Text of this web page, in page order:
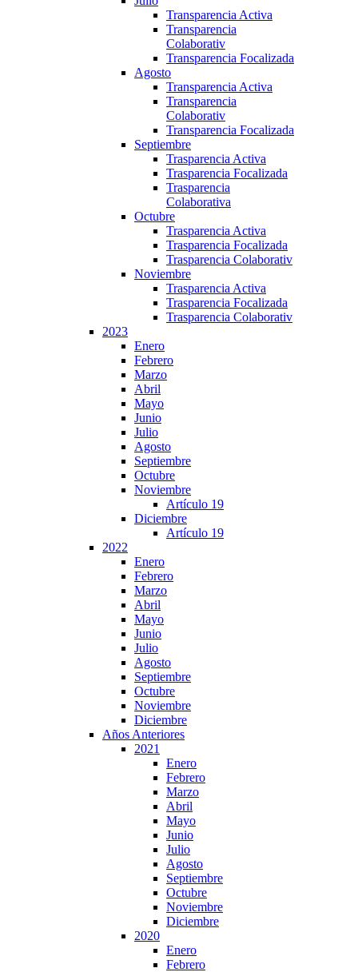
Transparencia Activa
Transparencia
Colaborativ
Transparencia Focalizada
Agosto
Transparencia Activa
Transparencia
Colaborativ
Transparencia Focalizada
Septiembre
Trasparencia Activa
Trasparencia Focalizada
Trasparencia
Colaborativa
Octubre
Trasparencia Activa
Trasparencia Focalizada
Trasparencia Colaborativ
Noviembre
Trasparencia Activa
Trasparencia Focalizada
Trasparencia Colaborativ
2023
Enero
Febrero
Marzo
Abril
Mayo
Junio
Julio
Agosto
Septiembre
Octubre
Noviembre
Artículo 19
Diciembre
Artículo 19
2022
Enero
Febrero
Marzo
Abril
Mayo
Junio
Julio
Agosto
Septiembre
Octubre
Noviembre
Diciembre
Años Anteriores
2021
Enero
Febrero
Marzo
Abril
Mayo
Junio
Julio
Agosto
Septiembre
Octubre
Noviembre
Diciembre
2020
Enero
Febrero